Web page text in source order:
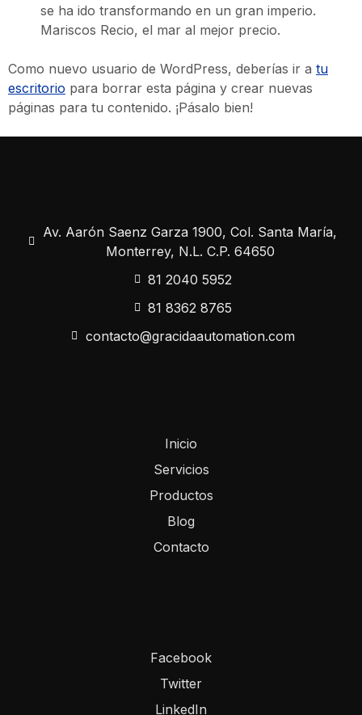
se ha ido transformando en un gran imperio.
Mariscos Recio, el mar al mejor precio.
Como nuevo usuario de WordPress, deberías ir a tu
escritorio para borrar esta página y crear nuevas
páginas para tu contenido. ¡Pásalo bien!
Av. Aarón Saenz Garza 1900, Col. Santa María,
Monterrey, N.L. C.P. 64650
81 2040 5952
81 8362 8765
contacto@gracidaautomation.com
Inicio
Servicios
Productos
Blog
Contacto
Facebook
Twitter
LinkedIn